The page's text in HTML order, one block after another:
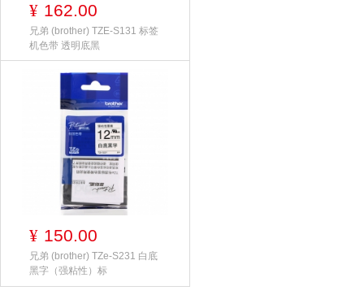
¥ 162.00
兄弟 (brother) TZE-S131 标签
机色带 透明底黑
¥ 150.00
兄弟 (brother) TZe-S231 白底
黑字（强粘性）标